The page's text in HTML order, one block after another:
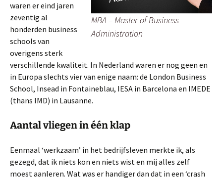
MBA – Master of Business
Administration
waren er eind jaren
zeventig al
honderden business
schools van
overigens sterk
verschillende kwaliteit. In Nederland waren er nog geen en
in Europa slechts vier van enige naam: de London Business
School, Insead in Fontaineblau, IESA in Barcelona en IMEDE
(thans IMD) in Lausanne.
Aantal vliegen in één klap
Eenmaal ‘werkzaam’ in het bedrijfsleven merkte ik, als
gezegd, dat ik niets kon en niets wist en mij alles zelf
moest aanleren. Wat was er handiger dan dat in een ‘crash